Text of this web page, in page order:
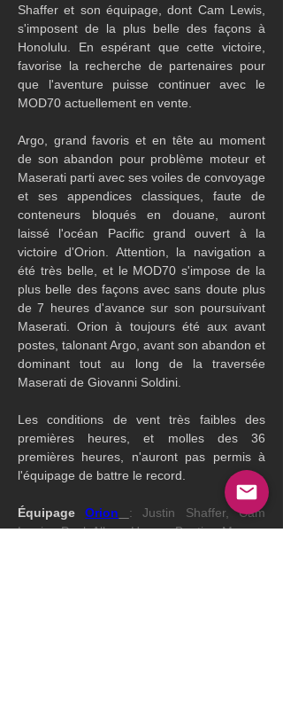
Shaffer et son équipage, dont Cam Lewis,
s'imposent de la plus belle des façons à
Honolulu. En espérant que cette victoire,
favorise la recherche de partenaires pour
que l'aventure puisse continuer avec le
MOD70 actuellement en vente.
Argo, grand favoris et en tête au moment
de son abandon pour problème moteur et
Maserati parti avec ses voiles de convoyage
et ses appendices classiques, faute de
conteneurs bloqués en douane, auront
laissé l'océan Pacific grand ouvert à la
victoire d'Orion. Attention, la navigation a
été très belle, et le MOD70 s'impose de la
plus belle des façons avec sans doute plus
de 7 heures d'avance sur son poursuivant
Maserati. Orion à toujours été aux avant
postes, talonant Argo, avant son abandon et
dominant tout au long de la traversée
Maserati de Giovanni Soldini.
Les conditions de vent très faibles des
premières heures, et molles des 36
premières heures, n'auront pas permis à
l'équipage de battre le record.
Équipage Orion
: Justin Shaffer, Cam
Lewis, Paul Allen, Hogan Beatie, Morgan